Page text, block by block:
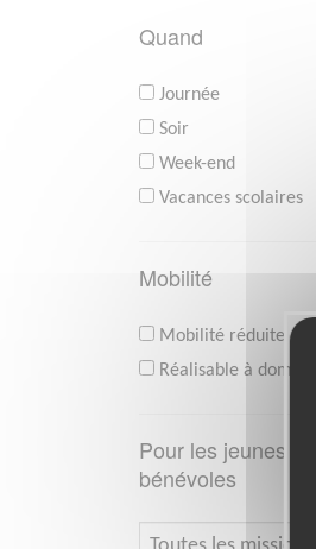
Quand
Journée
Soir
Week-end
Vacances scolaires
Mobilité
Mobilité réduite
Réalisable à domicile
Pour les jeunes
bénévoles